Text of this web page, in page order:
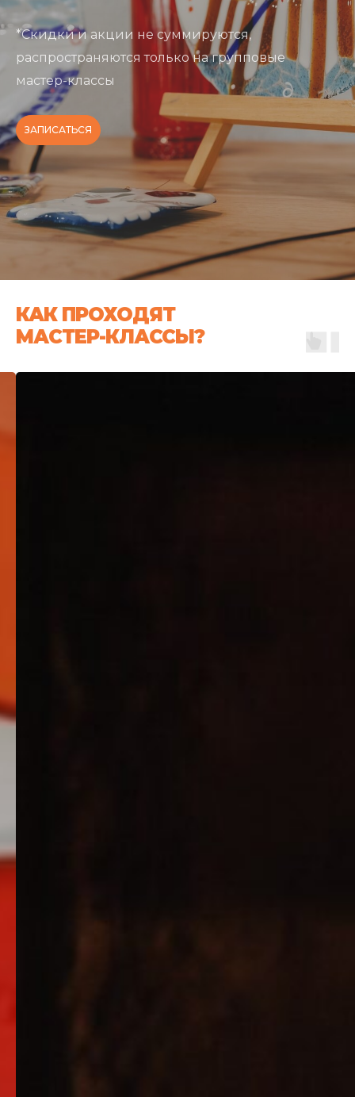
*Скидки и акции не суммируются,
распространяются только на групповые
мастер-классы
ЗАПИСАТЬСЯ
КАК ПРОХОДЯТ
МАСТЕР-КЛАССЫ?